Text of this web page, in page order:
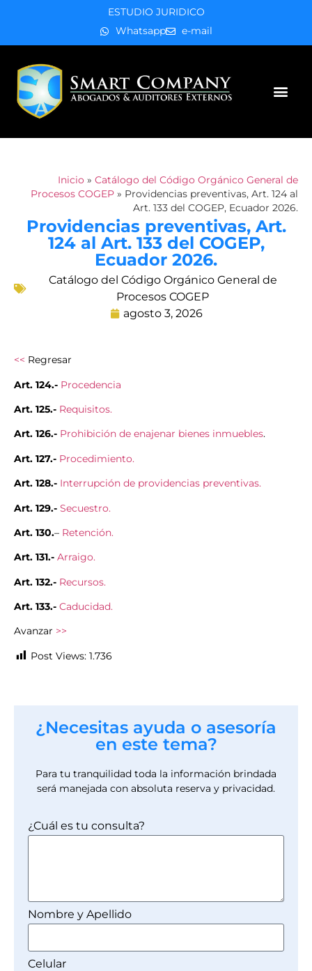
ESTUDIO JURIDICO
Whatsapp
e-mail
Inicio » Catálogo del Código Orgánico General de
Procesos COGEP » Providencias preventivas, Art. 124 al
Art. 133 del COGEP, Ecuador 2026.
Providencias preventivas, Art.
124 al Art. 133 del COGEP,
Ecuador 2026.
Catálogo del Código Orgánico General de
Procesos COGEP
agosto 3, 2026
<< Regresar
Art. 124.- Procedencia
Art. 125.- Requisitos.
Art. 126.- Prohibición de enajenar bienes inmuebles.
Art. 127.- Procedimiento.
Art. 128.- Interrupción de providencias preventivas.
Art. 129.- Secuestro.
Art. 130.– Retención.
Art. 131.- Arraigo.
Art. 132.- Recursos.
Art. 133.- Caducidad.
Avanzar >>
Post Views: 1.736
¿Necesitas ayuda o asesoría
en este tema?
Para tu tranquilidad toda la información brindada
será manejada con absoluta reserva y privacidad.
¿Cuál es tu consulta?
Nombre y Apellido
Celular